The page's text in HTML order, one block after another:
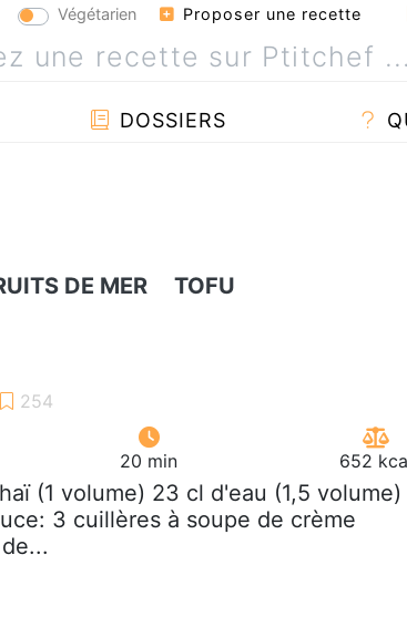
Végétarien Proposer une recette
DOSSIERS
DE MER TOFU
20 min 652
(1 volume) 23 cl d'eau (1,5 volume)
3 cuillères à soupe de crème